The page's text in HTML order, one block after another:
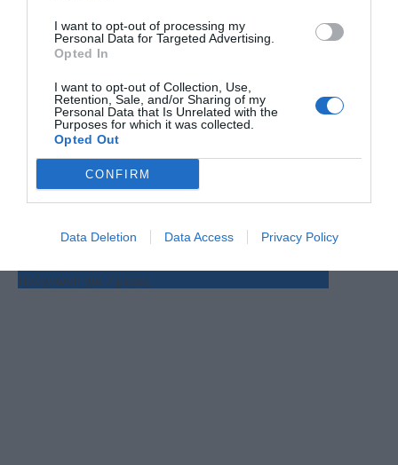
I want to opt-out of processing my
Personal Data for Targeted Advertising.
Opted In
I want to opt-out of Collection, Use,
Retention, Sale, and/or Sharing of my
Personal Data that Is Unrelated with the
Purposes for which it was collected.
Opted Out
CONFIRM
Data Deletion Data Access Privacy Policy
Ο ΚΑΙΡΟΣ
Θεσσαλονίκη
Παρασκευή, 07
37°+28°
Κυριακή +36°+27°
36°+ 26°
Τετάρτη +37°+25°
Πρόγνωση για 7 μέρες